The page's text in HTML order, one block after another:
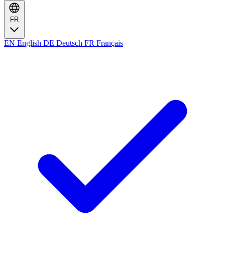
FR
EN English DE Deutsch FR Français